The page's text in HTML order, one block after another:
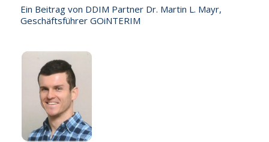
Ein Beitrag von DDIM Partner Dr. Martin L. Mayr,
Geschäftsführer GOiNTERIM